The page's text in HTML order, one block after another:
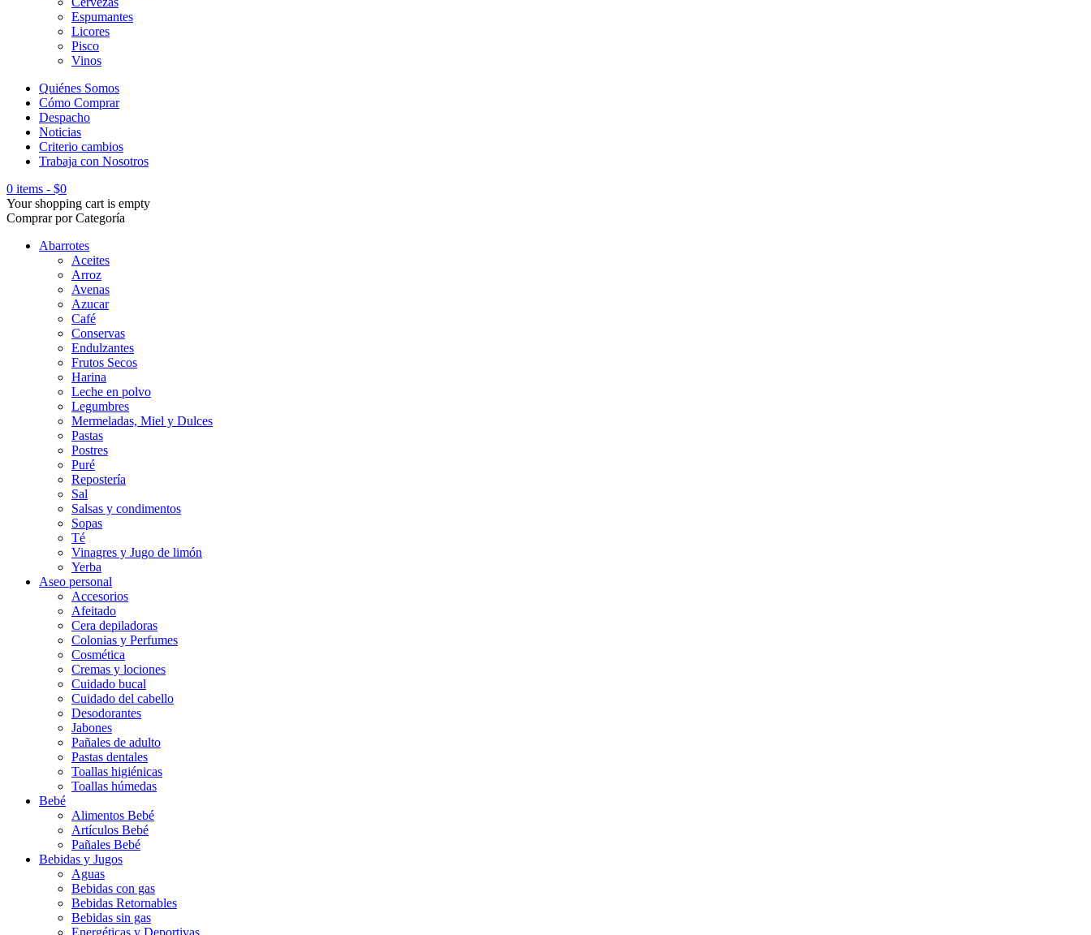
Espumantes
Licores
Pisco
Vinos
Quiénes Somos
Cómo Comprar
Despacho
Noticias
Criterio cambios
Trabaja con Nosotros
0 items - $0
Your shopping cart is empty
Comprar por Categoría
Abarrotes
Aceites
Arroz
Avenas
Azucar
Café
Conservas
Endulzantes
Frutos Secos
Harina
Leche en polvo
Legumbres
Mermeladas, Miel y Dulces
Pastas
Postres
Puré
Repostería
Sal
Salsas y condimentos
Sopas
Té
Vinagres y Jugo de limón
Yerba
Aseo personal
Accesorios
Afeitado
Cera depiladoras
Colonias y Perfumes
Cosmética
Cremas y lociones
Cuidado bucal
Cuidado del cabello
Desodorantes
Jabones
Pañales de adulto
Pastas dentales
Toallas higiénicas
Toallas húmedas
Bebé
Alimentos Bebé
Artículos Bebé
Pañales Bebé
Bebidas y Jugos
Aguas
Bebidas con gas
Bebidas Retornables
Bebidas sin gas
Energéticas y Deportivas